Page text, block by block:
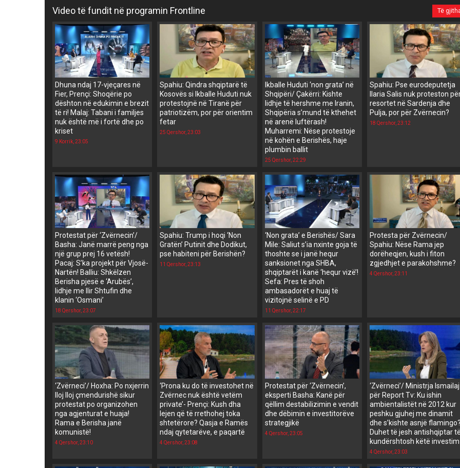
Video të fundit në programin Frontline Të
Dhuna ndaj 17-vjeçares në
Fier, Prençi: Shoqërie po
dështon në edukimin e brezit
të ri! Malaj: Tabani i familjes
nuk është më i fortë dhe po
kriset
9 Korrik, 23:05
Spahiu: Qindra shqiptarë të
Kosovës si Ikballe Huduti nuk
protestojnë në Tiranë për
patriotizëm, por për orientim
fetar
25 Qershor, 23:03
Ikballe Huduti ‘non grata’ në
Shqipëri/ Çakërri: Kishte
lidhje të hershme me Iranin,
Shqipëria s’mund të kthehet
në arenë luftërash!
Muharremi: Nëse protestoje
në kohën e Berishës, haje
plumbin ballit
25 Qershor, 22:29
Spahiu: Pse eurodeputetja
Ilaria Salis nuk proteston
resortet në Sardenja dhe
Pulja, por për Zvërnecin?
18 Qershor, 23:12
Protestat për ‘Zvërnecin’/
Basha: Janë marrë peng nga
një grup prej 16 vetësh!
Pacaj: S’ka projekt për Vjosë-
Nartën! Balliu: Shkëlzen
Berisha pjesë e ‘Arubës’,
lidhje me Ilir Shtufin dhe
klanin ‘Osmani’
18 Qershor, 23:07
Spahiu: Trump i hoqi ‘Non
Gratën’ Putinit dhe Dodikut,
pse habiteni për Berishën?
11 Qershor, 23:13
‘Non grata’ e Berishës/ Sara
Mile: Saliut s’ia nxinte goja të
thoshte se i janë hequr
sanksionet nga SHBA,
shqiptarët i kanë ‘hequr vizë’!
Sefa: Pres të shoh
ambasadorët e huaj të
vizitojnë selinë e PD
11 Qershor, 22:17
Protesta për Zvërnecin/
Spahiu: Nëse Rama jep
dorëheqjen, kush i fiton
zgjedhjet e parakohshme?
4 Qershor, 23:11
‘Zvërneci’/ Hoxha: Po nxjerrin
lloj lloj çmendurishë sikur
protestat po organizohen
nga agjenturat e huaja!
Rama e Berisha janë
komunistë!
4 Qershor, 23:10
‘Prona ku do të investohet në
Zvërnec nuk është vetëm
private’- Prençi: Kush dha
lejen që të rrethohej toka
shtetërore? Qasja e Ramës
ndaj qytetarëve, e paqartë
4 Qershor, 23:08
Protestat për ‘Zvërnecin’,
eksperti Basha: Kanë për
qëllim destabilizimin e vendit
dhe dëbimin e investitorëve
strategjikë
4 Qershor, 23:05
‘Zvërneci’/ Ministrja Ismailaj
për Report Tv: Ku ishin
ambientalistët në 2012 kur
peshku gjuhej me dinamit
dhe s’kishte asnjë
Duhet të jesh antishqiptar
kundërshtosh këtë investim
4 Qershor, 23:03